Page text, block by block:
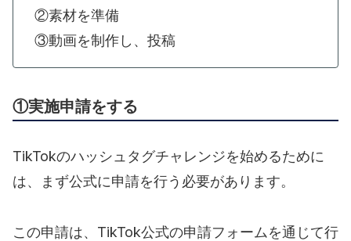
②素材を準備
③動画を制作し、投稿
①実施申請をする
TikTokのハッシュタグチャレンジを始めるために
は、まず公式に申請を行う必要があります。
この申請は、TikTok公式の申請フォームを通じて行